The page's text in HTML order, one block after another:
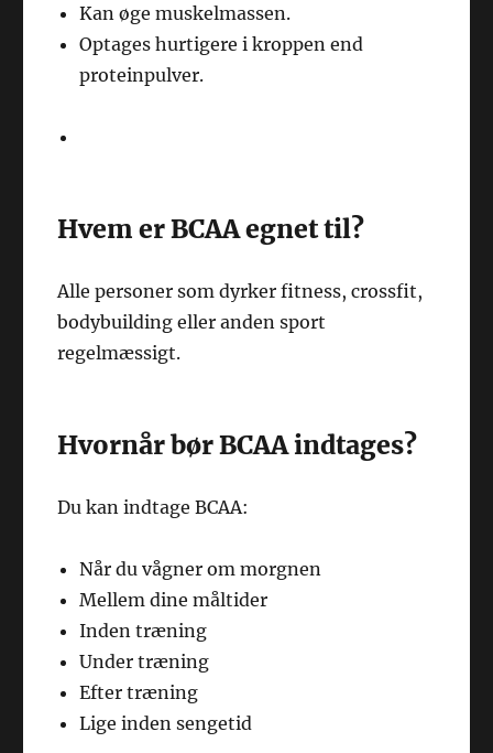
Kan øge muskelmassen.
Optages hurtigere i kroppen end
proteinpulver.
Hvem er BCAA egnet til?
Alle personer som dyrker fitness, crossfit,
bodybuilding eller anden sport
regelmæssigt.
Hvornår bør BCAA indtages?
Du kan indtage BCAA:
Når du vågner om morgnen
Mellem dine måltider
Inden træning
Under træning
Efter træning
Lige inden sengetid